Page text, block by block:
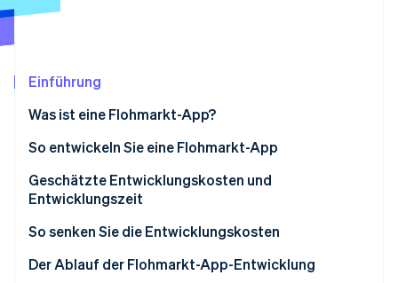
Climate
CO₂-Entnahme
Stripe-Sessions 2026
Erfahren Sie, wie Stripe Lösungen für die
Jetzt ansehen
Einführung
Was ist eine Flohmarkt-App?
So entwickeln Sie eine Flohmarkt-App
Entwicklung von Grund auf
No-Code-Entwicklung
Geschätzte Entwicklungskosten und
Entwicklungszeit
So senken Sie die Entwicklungskosten
Nutzen Sie No-Code-Entwicklung
Der Ablauf der Flohmarkt-App-Entwicklung